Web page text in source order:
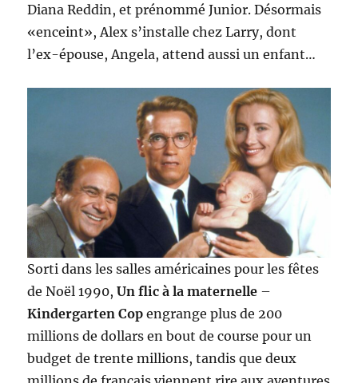
Diana Reddin, et prénommé Junior. Désormais
«enceint», Alex s’installe chez Larry, dont
l’ex-épouse, Angela, attend aussi un enfant…
Sorti dans les salles américaines pour les fêtes
de Noël 1990,Un flic à la maternelle –
Kindergarten Cop engrange plus de 200
millions de dollars en bout de course pour un
budget de trente millions, tandis que deux